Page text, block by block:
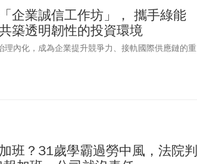
企業誠信工作坊」， 攜手綠能
築透明韌性的投資環境
內化，成為企業提升競爭力、接軌國際供應鏈的重
班？31歲學霸過勞中風，法院判